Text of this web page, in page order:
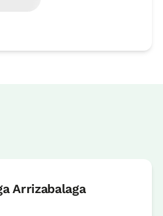
Arrizabalaga